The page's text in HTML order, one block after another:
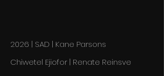
2026 | SAD | Kane Parsons
Chiwetel Ejiofor | Renate Reinsve